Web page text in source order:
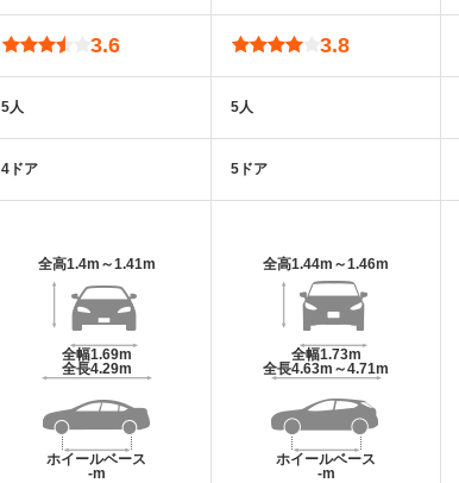
3.6
5人
4ドア
全高1.4m～1.41m
全幅1.69m
全長4.29m
ホイールベース
-m
3.8
5人
5ドア
全高1.44m～1.46m
全幅1.73m
全長4.63m～4.71m
ホイールベース
-m